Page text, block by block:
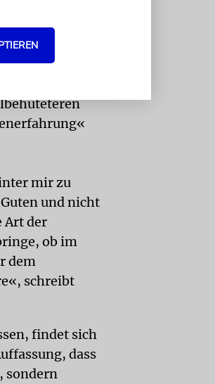
einfach
wie übel
mir zu
und nicht
Art der
ob im
dem
schreibt
findet sich
dass
sondern